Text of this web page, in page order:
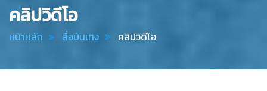
คลิปวิดีโอ
หน้าหลัก สื่อบันเทิง คลิปวิดีโอ